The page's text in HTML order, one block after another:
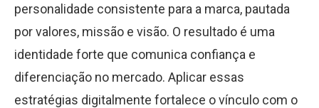
personalidade consistente para a marca, pautada
por valores, missão e visão. O resultado é uma
identidade forte que comunica confiança e
diferenciação no mercado. Aplicar essas
estratégias digitalmente fortalece o vínculo com o